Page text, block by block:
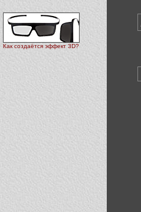
Как создаётся эффект 3D?